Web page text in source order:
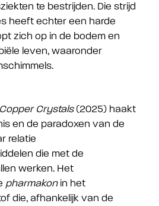
te bestrijden. Die strijd
heeft echter een harde
zich op in de bodem en
leven, waaronder
Crystals (2025) haakt
en de paradoxen van de
relatie
die met de
werken. Het
pharmakonin het
die, afhankelijk van de